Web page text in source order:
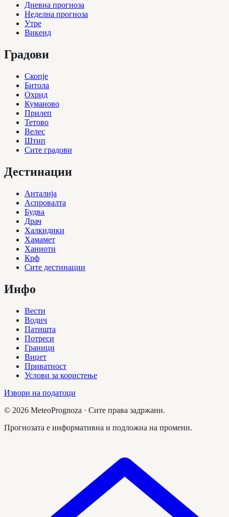
Дневна прогноза
Неделна прогноза
Утре
Викенд
Градови
Скопје
Битола
Охрид
Куманово
Прилеп
Тетово
Велес
Штип
Сите градови
Дестинации
Анталија
Аспровалта
Будва
Драч
Халкидики
Хамамет
Ханиоти
Крф
Сите дестинации
Инфо
Вести
Водич
Патишта
Потреси
Граници
Виџет
Приватност
Услови за користење
Извори на податоци
© 2026 MeteoPrognoza · Сите права задржани.
Прогнозата е информативна и подложна на промени.